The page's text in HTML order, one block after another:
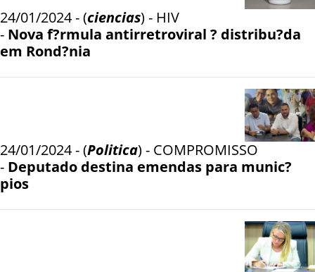
24/01/2024 - (ciencias) - HIV
- Nova f?rmula antirretroviral ? distribu?da
em Rond?nia
24/01/2024 - (Politica) - COMPROMISSO
- Deputado destina emendas para munic?
pios